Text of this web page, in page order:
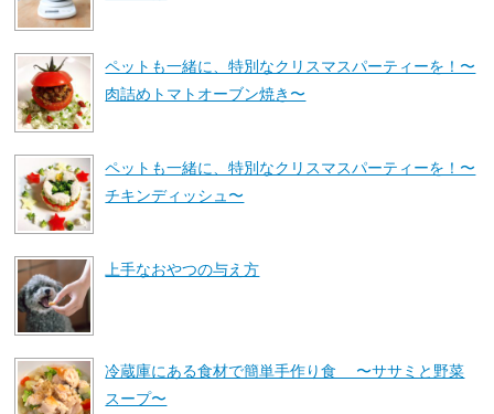
ペットも一緒に、特別なクリスマスパーティーを！〜
肉詰めトマトオーブン焼き〜
ペットも一緒に、特別なクリスマスパーティーを！〜
チキンディッシュ〜
上手なおやつの与え方
冷蔵庫にある食材で簡単手作り食 〜ササミと野菜
スープ〜